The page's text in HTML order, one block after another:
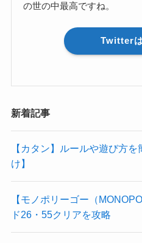
の世の中最高ですね。
Twitter
新着記事
【カタン】ルールや遊び方
け】
【モノポリーゴー（
ド26・55クリアを攻略